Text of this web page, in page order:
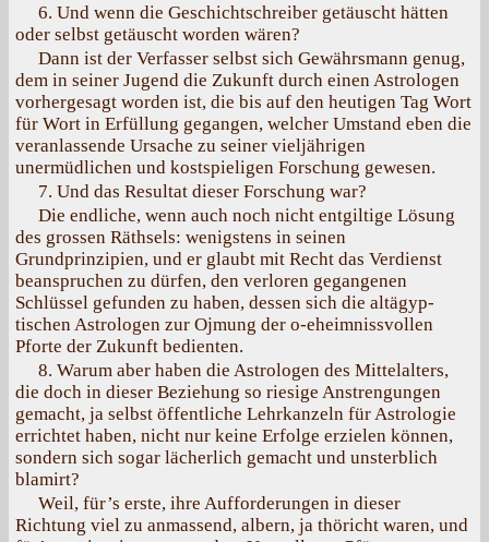
6. Und wenn die Geschichtschreiber getäuscht hätten
oder selbst getäuscht worden wären?
Dann ist der Verfasser selbst sich Gewährsmann genug,
dem in seiner Jugend die Zukunft durch einen Astrologen
vorhergesagt worden ist, die bis auf den heutigen Tag Wort
für Wort in Erfüllung gegangen, welcher Umstand eben die
veranlassende Ursache zu seiner vieljährigen
unermüdlichen und kostspieligen Forschung gewesen.
7. Und das Resultat dieser Forschung war?
Die endliche, wenn auch noch nicht entgiltige Lösung
des grossen Räthsels: wenigstens in seinen
Grundprinzipien, und er glaubt mit Recht das Verdienst
beanspruchen zu dürfen, den verloren gegangenen
Schlüssel gefunden zu haben, dessen sich die altägyp-
tischen Astrologen zur Ojmung der o-eheimnissvollen
Pforte der Zukunft bedienten.
8. Warum aber haben die Astrologen des Mittelalters,
die doch in dieser Beziehung so riesige Anstrengungen
gemacht, ja selbst öffentliche Lehrkanzeln für Astrologie
errichtet haben, nicht nur keine Erfolge erzielen können,
sondern sich sogar lächerlich gemacht und unsterblich
blamirt?
Weil, für’s erste, ihre Aufforderungen in dieser
Richtung viel zu anmassend, albern, ja thöricht waren, und